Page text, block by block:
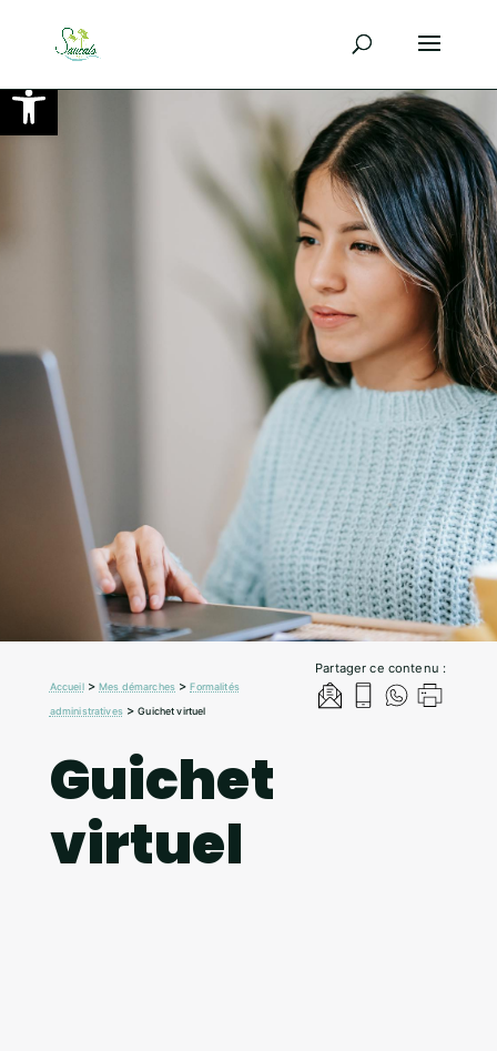
Ouvrir la barre d’outils
Partager ce contenu :
Accueil>Mes démarches >Formalités
administratives>Guichet virtuel
Guichet
virtuel